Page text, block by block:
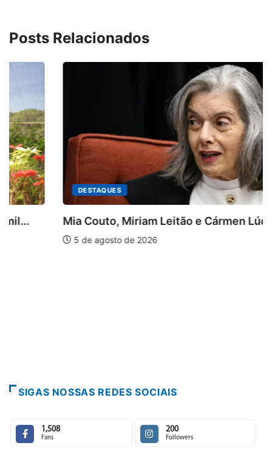
Posts Relacionados
DESTAQUES
Mia Couto, Miriam Leitão e Cármen Lúcia...
5 de agosto de 2026
SIGAS NOSSAS REDES SOCIAIS
1,508
Fans
200
Followers